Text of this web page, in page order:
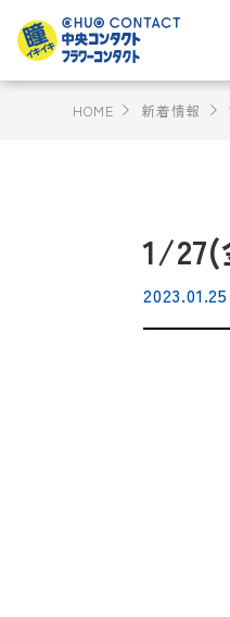
HOME 新着情報
1/27(